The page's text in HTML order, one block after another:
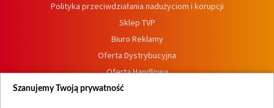
Polityka przeciwdziałania nadużyciom i korupcji
Sklep TVP
Biuro Reklamy
Oferta Dystrybucyjna
Oferta Handlowa
Dostępność
Szanujemy Twoją prywatność